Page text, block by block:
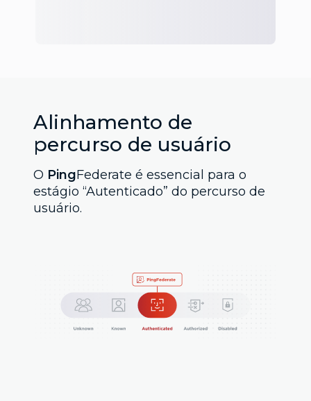
Alinhamento de
percurso de usuário
O PingFederate é essencial para o
estágio “Autenticado” do percurso de
usuário.